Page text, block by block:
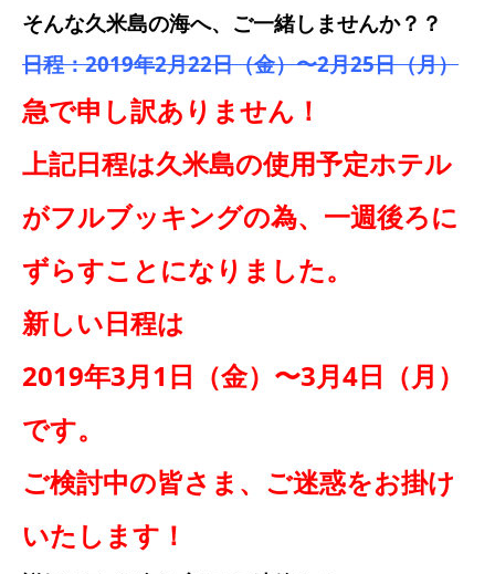
そんな久米島の海へ、ご一緒しませんか？？
日程：2019年2月22日（金）〜2月25日（月）
急で申し訳ありません！
上記日程は久米島の使用予定ホテル
がフルブッキングの為、一週後ろに
ずらすことになりました。
新しい日程は
2019年3月1日（金）〜3月4日（月）
です。
ご検討中の皆さま、ご迷惑をお掛け
いたします！